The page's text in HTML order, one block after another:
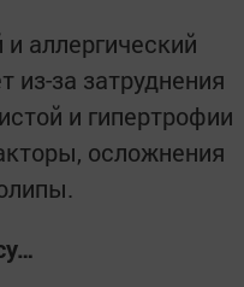
аллергический
из-за затруднения
и гипертрофии
осложнения